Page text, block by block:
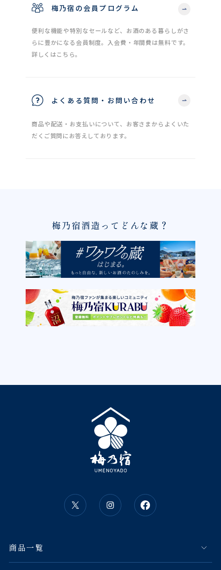
梅乃宿の会員プログラム
便利な機能や特別なセールなど、お酒のある暮らしがさ
らに豊かになる会員制度。入会費・年間費は無料です。
詳しくはこちら。
よくある質問・お問い合わせ
商品や配送・お支払いについて、お客さまからよくいた
だくご質問にお答えしております。
梅乃宿酒造ってどんな蔵？
商品一覧